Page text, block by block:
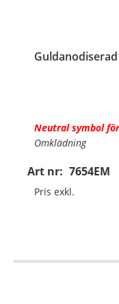
Art nr: 7654EM
Neutral symbol
Omklädning
Material:
Pris exkl.